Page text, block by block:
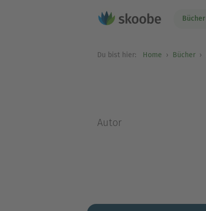
Bücher
Du bist hier: Home Bücher
Autor